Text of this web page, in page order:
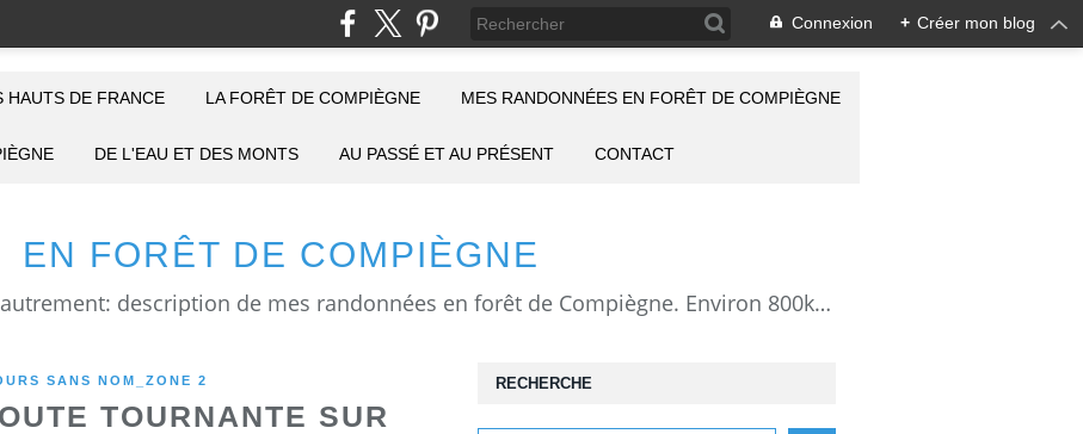
Connexion + Créer mon blog
EN FORÊT DE COMPIÈGNE
la Forêt de Compiègne vue autrement: description de mes randonnées en forêt de Compiègne. Environ 800km de randos et 25000 photos pour montrer cette forêt magnifique et ses particularités: les lieux atypiques comme la Grotte des Ramoneurs, la Pierre Torniche... Mais aussi les 313 carrefours nommés, plus de 100 routes forestières, les étangs, les Rus, des villages et hameaux ...
HAUTS DE FRANCE LA FORÊT DE COMPIÈGNE MES RANDONNÉES EN FORÊT DE COMPIÈGNE
DE L'EAU ET DES MONTS AU PASSÉ ET AU PRÉSENT CONTACT
SANS NOM_ZONE 2
TOURNANTE SUR
RECHERCHE